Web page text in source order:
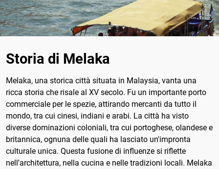
Storia di Melaka
Melaka, una storica città situata in Malaysia, vanta una
ricca storia che risale al XV secolo. Fu un importante porto
commerciale per le spezie, attirando mercanti da tutto il
mondo, tra cui cinesi, indiani e arabi. La città ha visto
diverse dominazioni coloniali, tra cui portoghese, olandese e
britannica, ognuna delle quali ha lasciato un'impronta
culturale unica. Questa fusione di influenze si riflette
nell'architettura, nella cucina e nelle tradizioni locali. Melaka